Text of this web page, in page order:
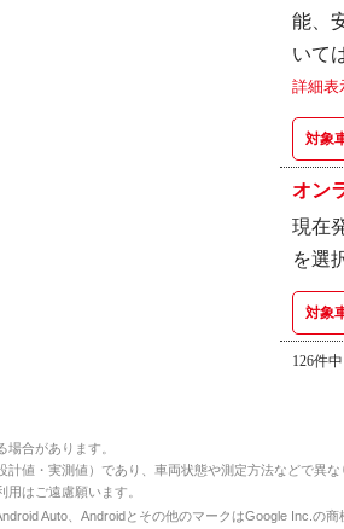
能、
いて
詳細表
対象
オン
現在
を選
対象
126件
場合があります。
計値・実測値）であり、車両状態や測定方法などで異な
はご遠慮願います。
Auto、Androidとその他のマークはGoogle Inc.の商